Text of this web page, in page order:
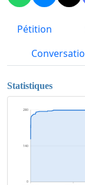
Pétition
Statistiques
0
140
280